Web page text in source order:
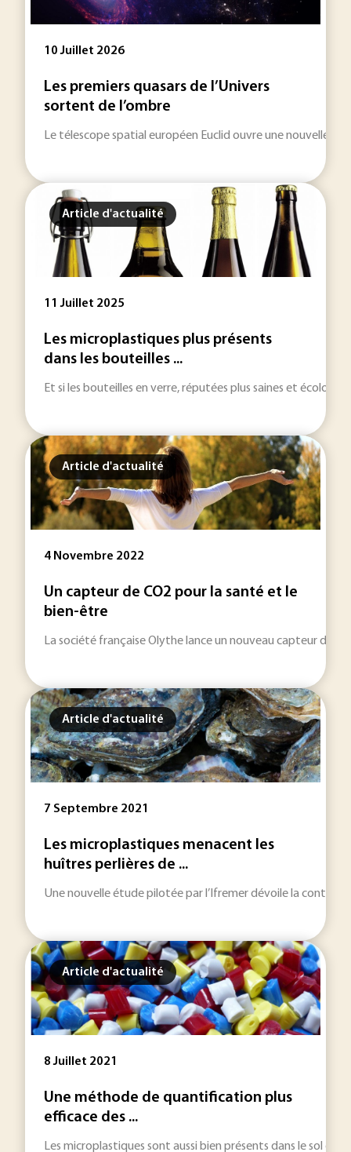
10 Juillet 2026
Les premiers quasars de l’Univers
sortent de l’ombre
Le télescope spatial européen Euclid ouvre une nouvelle
Article d'actualité
11 Juillet 2025
Les microplastiques plus présents
dans les bouteilles ...
Et si les bouteilles en verre, réputées plus saines et
Article d'actualité
4 Novembre 2022
Un capteur de CO2 pour la santé et le
bien-être
La société française Olythe lance un nouveau capteur
Article d'actualité
7 Septembre 2021
Les microplastiques menacent les
huîtres perlières de ...
Une nouvelle étude pilotée par l’Ifremer dévoile la
Article d'actualité
8 Juillet 2021
Une méthode de quantification plus
efficace des ...
Les microplastiques sont aussi bien présents dans le sol